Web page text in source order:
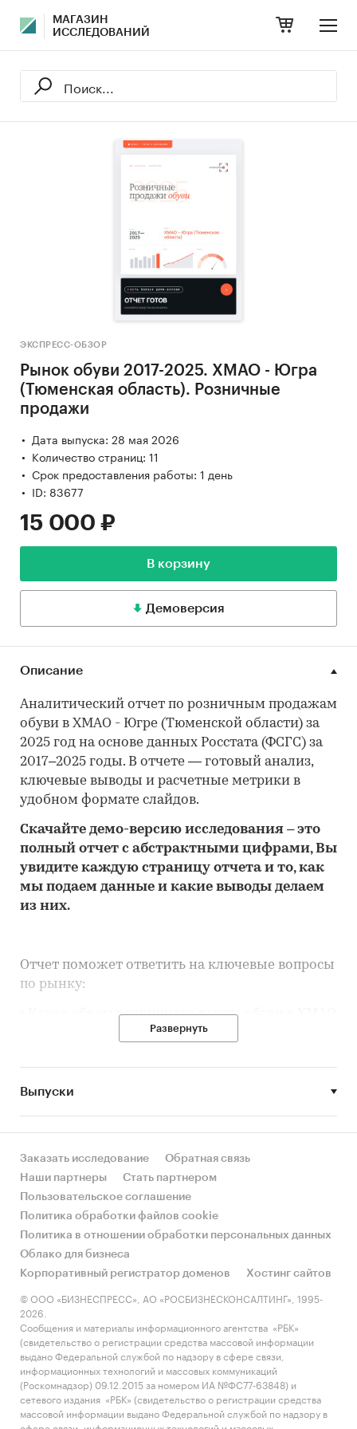
МАГАЗИН
ИССЛЕДОВАНИЙ
ЭКСПРЕСС-ОБЗОР
Рынок обуви 2017-2025. ХМАО - Югра
(Тюменская область). Розничные
продажи
Дата выпуска: 28 мая 2026
Количество страниц: 11
Срок предоставления работы: 1 день
ID: 83677
15 000 ₽
В корзину
Демоверсия
Описание
Аналитический отчет по розничным продажам
обуви в ХМАО - Югре (Тюменской области) за
2025 год на основе данных Росстата (ФСГС) за
2017–2025 годы. В отчете — готовый анализ,
ключевые выводы и расчетные метрики в
удобном формате слайдов.
Скачайте демо-версию исследования – это
полный отчет с абстрактными цифрами, Вы
увидите каждую страницу отчета и то,как
мы подаем данные и какие выводы делаем
из них.
Отчет поможет ответить на ключевые вопросы
по рынку:
• Каков объем розничного рынка обуви в ХМАО
- Югре (Тюменской области), много это или
России?
• Рынок растет или снижается? Если растет, то
за счет реального спроса или за счет
динамикой других регионов?
• Какое место регион занимает в России и в
своем федеральном округе по объему продаж
и по продажам на душу населения?
• К какому сегменту можно отнести рынок по
размеру и темпом роста (малый/крупный, с
опережающей динамикой/с отстающей
динамикой) в стратегической перспективе и в
текущей ситуации? Меняются ли позиции
региона с течением времени?
• Насколько рынок насыщен и какой у региона
потенциал роста, если сравнить его с
регионами со схожими доходами, со схожей
Развернуть
Выпуски
Заказать исследование
Обратная связь
Наши партнеры
Стать партнером
Пользовательское соглашение
Политика обработки файлов cookie
Политика в отношении обработки персональных данных
Облако для бизнеса
Корпоративный регистратор доменов
Хостинг сайтов
© ООО «БИЗНЕСПРЕСС», АО «РОСБИЗНЕСКОНСАЛТИНГ», 1995-
2026.
Сообщения и материалы информационного агентства «РБК»
(свидетельство о регистрации средства массовой информации
выдано Федеральной службой по надзору в сфере связи,
информационных технологий и массовых коммуникаций
(Роскомнадзор) 09.12.2015 за номером ИА №ФС77-63848) и
сетевого издания «РБК» (свидетельство о регистрации средства
массовой информации выдано Федеральной службой по надзору в